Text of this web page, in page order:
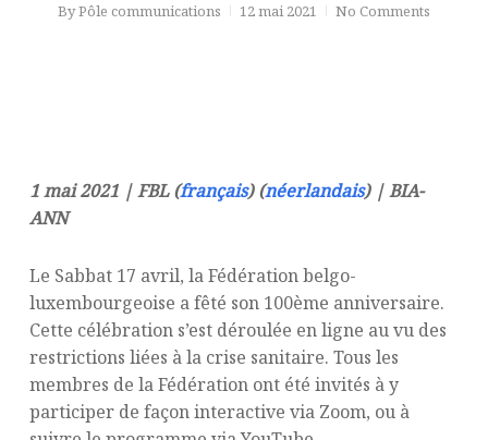
ByPôle communications 12 mai 2021 No Comments
1 mai 2021 | FBL (français) (néerlandais) | BIA-
ANN
Le Sabbat 17 avril, la Fédération belgo-
luxembourgeoise a fêté son 100ème anniversaire.
Cette célébration s’est déroulée en ligne au vu des
restrictions liées à la crise sanitaire. Tous les
membres de la Fédération ont été invités à y
participer de façon interactive via Zoom, ou à